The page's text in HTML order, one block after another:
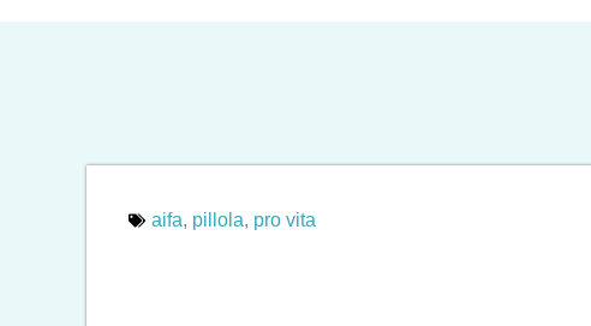
aifa, pillola, pro vita